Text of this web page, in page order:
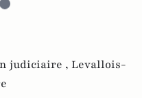
judiciaire , Levallois-